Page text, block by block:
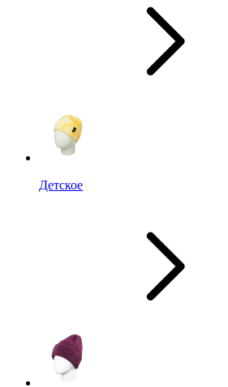
Детское